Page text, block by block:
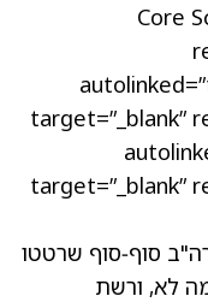
Core
target=”_blank”
target=”_blank”
סוף‑סוף שרטטו
לא, ורשת